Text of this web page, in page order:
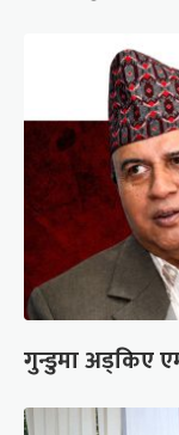
गुन्डुमा अड्किए